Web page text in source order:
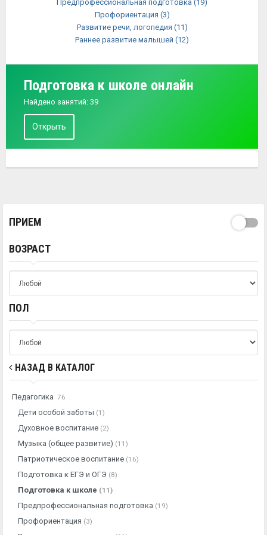
Предпрофессиональная подготовка (19)
Профориентация (3)
Развитие речи, логопедия (11)
Раннее развитие малышей (12)
Подготовка к школе онлайн
Найдено занятий: 39
Открыть
ПРИЕМ
ВОЗРАСТ
ПОЛ
НАЗАД В КАТАЛОГ
Педагогика 76
Дети особой заботы (1)
Духовное воспитание (2)
Музыка (общее развитие) (11)
Патриотическое воспитание (16)
Подготовка к ЕГЭ и ОГЭ (8)
Подготовка к школе (11)
Предпрофессиональная подготовка (19)
Профориентация (3)